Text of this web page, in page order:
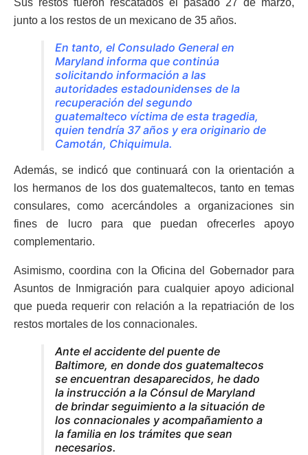
junto a los restos de un mexicano de 35 años.
En tanto, el Consulado General en
Maryland informa que continúa
solicitando información a las
autoridades estadounidenses de la
recuperación del segundo
guatemalteco víctima de esta tragedia,
quien tendría 37 años y era originario de
Camotán, Chiquimula.
Además, se indicó que continuará con la orientación a
los hermanos de los dos guatemaltecos, tanto en temas
consulares, como acercándoles a organizaciones sin
fines de lucro para que puedan ofrecerles apoyo
complementario.
Asimismo, coordina con la Oficina del Gobernador para
Asuntos de Inmigración para cualquier apoyo adicional
que pueda requerir con relación a la repatriación de los
restos mortales de los connacionales.
Ante el accidente del puente de
Baltimore, en donde dos guatemaltecos
se encuentran desaparecidos, he dado
la instrucción a la Cónsul de Maryland
de brindar seguimiento a la situación de
los connacionales y acompañamiento a
la familia en los trámites que sean
necesarios.